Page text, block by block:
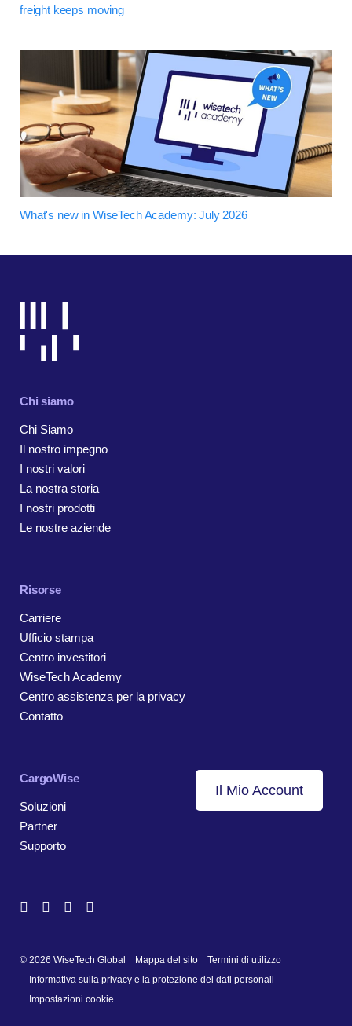
freight keeps moving
What's new in WiseTech Academy: July 2026
Chi siamo
Chi Siamo
Il nostro impegno
I nostri valori
La nostra storia
I nostri prodotti
Le nostre aziende
Risorse
Carriere
Ufficio stampa
Centro investitori
WiseTech Academy
Centro assistenza per la privacy
Contatto
CargoWise
Soluzioni
Partner
Supporto
Il Mio Account
© 2026 WiseTech Global Mappa del sito
Termini di utilizzo
Informativa sulla privacy e la protezione dei dati personali
Impostazioni cookie